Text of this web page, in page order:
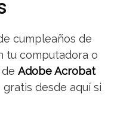
cumpleaños de
tu computadora o
Adobe Acrobat
desde aquí si